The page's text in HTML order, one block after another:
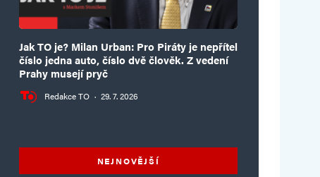
Jak TO je? Milan Urban: Pro Piráty je nepřítel
číslo jedna auto, číslo dvě člověk. Z vedení
Prahy musejí pryč
Redakce TO · 29. 7. 2026
NEJNOVĚJŠÍ